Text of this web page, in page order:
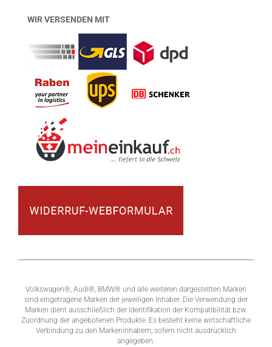
WIR VERSENDEN MIT
Volkswagen®, Audi®, BMW® und alle weiteren dargestellten Marken
sind eingetragene Marken der jeweiligen Inhaber. Die Verwendung der
Marken dient ausschließlich der Identifikation der Kompatibilität bzw.
Zuordnung der angebotenen Produkte. Es besteht keine wirtschaftliche
Verbindung zu den Markeninhabern, sofern nicht ausdrücklich
angegeben.